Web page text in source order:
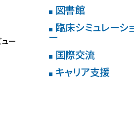
ー
■ 図書館
■ 臨床シミュレーシ
ー
■ 国際交流
■ キャリア支援